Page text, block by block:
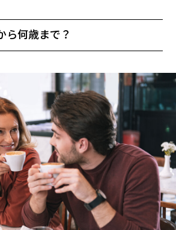
ら何歳まで？